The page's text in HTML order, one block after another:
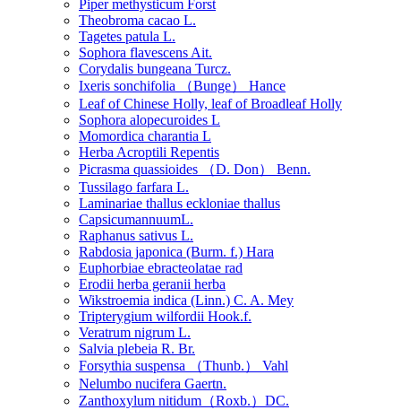
Piper methysticum Forst
Theobroma cacao L.
Tagetes patula L.
Sophora flavescens Ait.
Corydalis bungeana Turcz.
Ixeris sonchifolia （Bunge） Hance
Leaf of Chinese Holly, leaf of Broadleaf Holly
Sophora alopecuroides L
Momordica charantia L
Herba Acroptili Repentis
Picrasma quassioides （D. Don） Benn.
Tussilago farfara L.
Laminariae thallus eckloniae thallus
CapsicumannuumL.
Raphanus sativus L.
Rabdosia japonica (Burm. f.) Hara
Euphorbiae ebracteolatae rad
Erodii herba geranii herba
Wikstroemia indica (Linn.) C. A. Mey
Tripterygium wilfordii Hook.f.
Veratrum nigrum L.
Salvia plebeia R. Br.
Forsythia suspensa （Thunb.） Vahl
Nelumbo nucifera Gaertn.
Zanthoxylum nitidum（Roxb.）DC.